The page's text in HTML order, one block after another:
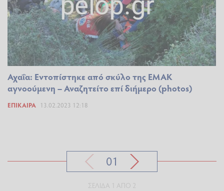
Αχαΐα: Εντοπίστηκε από σκύλο της ΕΜΑΚ
αγνοούμενη – Αναζητείτο επί διήμερο (photos)
ΕΠΊΚΑΙΡΑ 13.02.2023 12:18
01
ΣΕΛΊΔΑ 1 ΑΠΌ 2